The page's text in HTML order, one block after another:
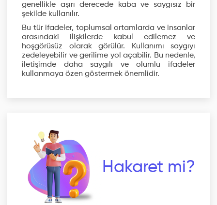
genellikle aşırı derecede kaba ve saygısız bir
şekilde kullanılır.
Bu tür ifadeler, toplumsal ortamlarda ve insanlar
arasındaki ilişkilerde kabul edilemez ve
hoşgörüsüz olarak görülür. Kullanımı saygıyı
zedeleyebilir ve gerilime yol açabilir. Bu nedenle,
iletişimde daha saygılı ve olumlu ifadeler
kullanmaya özen göstermek önemlidir.
Hakaret mi?